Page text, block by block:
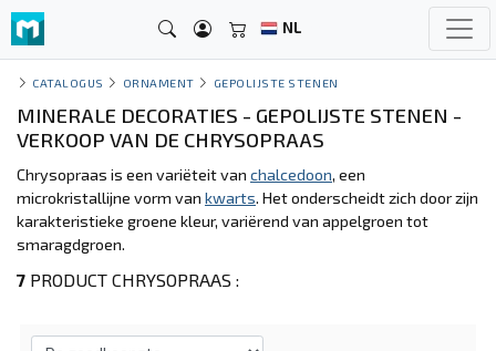
NL
CATALOGUS ORNAMENT GEPOLIJSTE STENEN
MINERALE DECORATIES - GEPOLIJSTE STENEN -
VERKOOP VAN DE CHRYSOPRAAS
Chrysopraas is een variëteit van chalcedoon, een
microkristallijne vorm van kwarts. Het onderscheidt zich door zijn
karakteristieke groene kleur, variërend van appelgroen tot
smaragdgroen.
7 PRODUCT CHRYSOPRAAS :